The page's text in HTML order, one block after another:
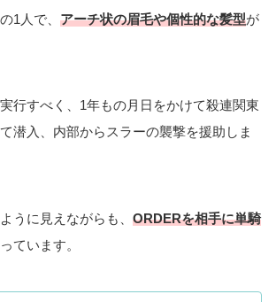
1人で、 アーチ状の眉毛や個性的な髪型が
行すべく、1年もの月日をかけて殺連関東
潜入、内部からスラーの襲撃を援助しま
うに見えながらも、 ORDERを相手に単騎
ています。